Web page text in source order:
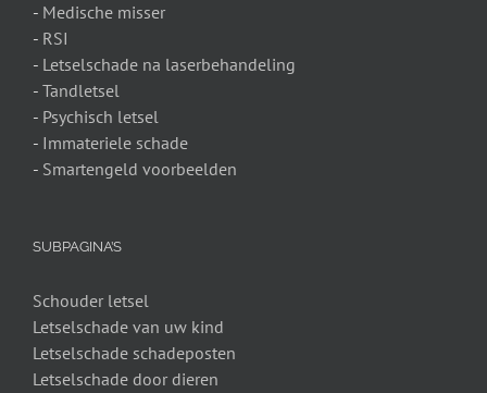
- Medische misser
- RSI
- Letselschade na laserbehandeling
- Tandletsel
- Psychisch letsel
- Immateriele schade
- Smartengeld voorbeelden
SUBPAGINA’S
Schouder letsel
Letselschade van uw kind
Letselschade schadeposten
Letselschade door dieren